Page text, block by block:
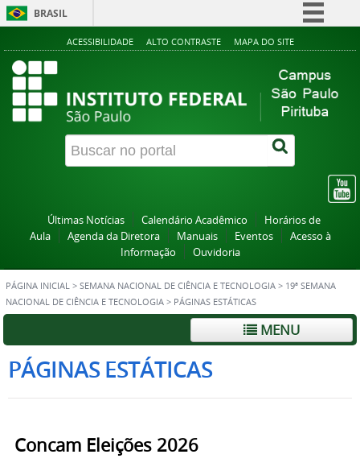
BRASIL
Simplifique!
Participe
Acesso à informação
Legislação
Canais
ACESSIBILIDADE ALTO CONTRASTE MAPA DO SITE
Últimas Notícias Calendário Acadêmico
Horários de
Aula
Agenda da Diretora Manuais Eventos
Acesso à
Informação
Ouvidoria
PÁGINA INICIAL > SEMANA NACIONAL DE CIÊNCIA E TECNOLOGIA > 19ª SEMANA
NACIONAL DE CIÊNCIA E TECNOLOGIA > PÁGINAS ESTÁTICAS
MENU
PÁGINAS ESTÁTICAS
Concam Eleições 2026